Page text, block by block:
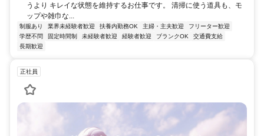
うより キレイな状態を維持するお仕事です。 清掃に使う道具も、モ
ップや雑巾な...
制服あり 業界未経験者歓迎 扶養内勤務OK 主婦・主夫歓迎
フリーター歓迎
学歴不問
固定時間制 未経験者歓迎 経験者歓迎 ブランクOK
交通費支給
長期歓迎
正社員